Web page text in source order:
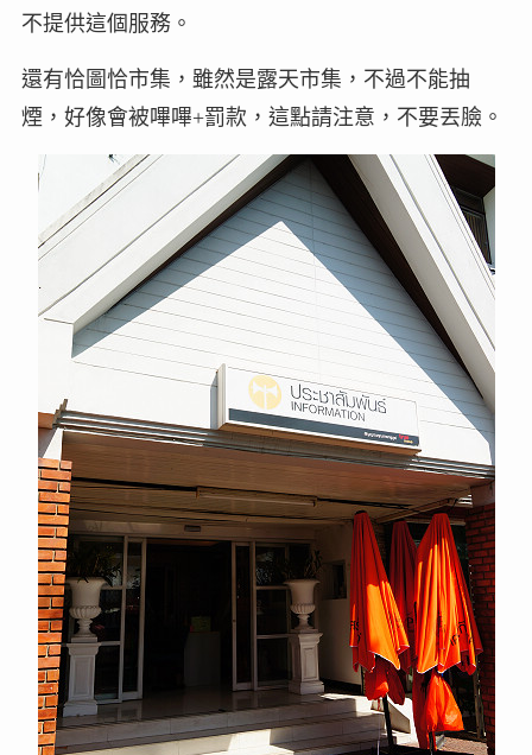
不提供這個服務。
還有恰圖恰市集，雖然是露天市集，不過不能抽
煙，好像會被嗶嗶+罰款，這點請注意，不要丟臉。